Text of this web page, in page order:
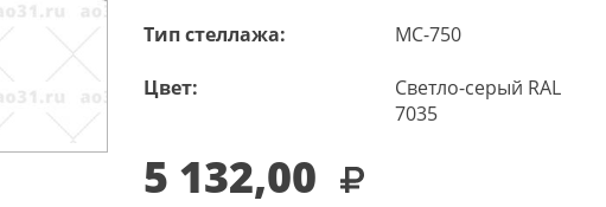
Тип стеллажа: МС-750
Цвет:
Светло-серый RAL
7035
5 132,00